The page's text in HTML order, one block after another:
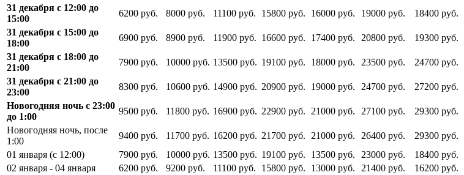
31 декабря с 12:00 до
15:00
6200 руб. 8000 руб. 11100 руб. 15800 руб. 16000 руб. 19000 руб. 18400 руб.
31 декабря с 15:00 до
18:00
6900 руб. 8900 руб. 11900 руб. 16600 руб. 17400 руб. 20800 руб. 19300 руб.
31 декабря с 18:00 до
21:00
7900 руб. 10000 руб. 13500 руб. 19100 руб. 18000 руб. 23500 руб. 24700 руб.
31 декабря с 21:00 до
23:00
8300 руб. 10600 руб. 14900 руб. 20900 руб. 19000 руб. 24700 руб. 27200 руб.
Новогодняя ночь с 23:00
до 1:00
9500 руб. 11800 руб. 16900 руб. 22900 руб. 21000 руб. 27100 руб. 29300 руб.
Новогодняя ночь, после
1:00
9400 руб. 11700 руб. 16200 руб. 21700 руб. 21000 руб. 26400 руб. 29300 руб.
01 января (с 12:00)
7900 руб. 10000 руб. 13500 руб. 19100 руб. 13500 руб. 23000 руб. 18400 руб.
02 января - 04 января
6200 руб. 9200 руб. 11100 руб. 15800 руб. 13000 руб. 21400 руб. 16200 руб.